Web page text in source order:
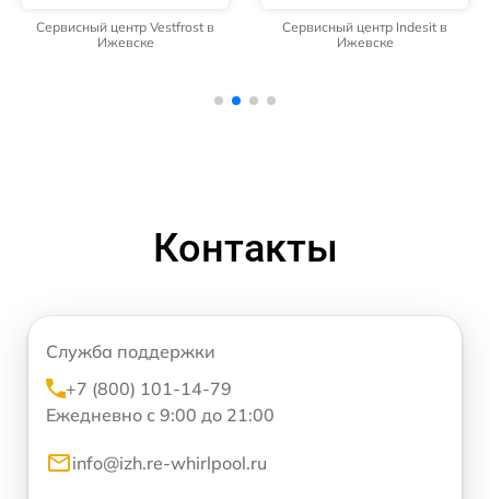
Сервисный центр Vestfrost в
Ижевске
Сервисный центр Indesit в
Ижевске
Контакты
Служба поддержки
+7 (800) 101-14-79
Ежедневно с 9:00 до 21:00
info@izh.re-whirlpool.ru